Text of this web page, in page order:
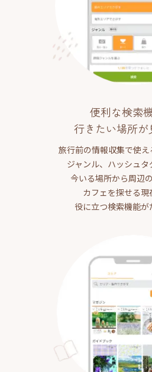
便利な検索
行きたい場所が
旅行前の情報収集で使え
ジャンル、ハッシュタ
今いる場所から周辺
カフェを探せる現
役に立つ検索機能が